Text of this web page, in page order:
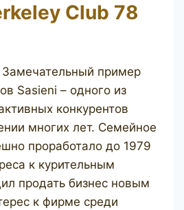
Club 78
пример
Sasieni – одного из
конкурентов
многих лет. Семейное
проработало до 1979
к курительным
продать бизнес новым
к фирме среди